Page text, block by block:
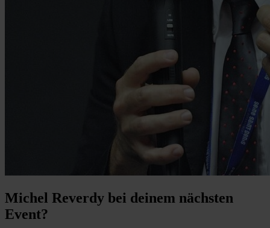
Michel Reverdy bei deinem nächsten
Event?